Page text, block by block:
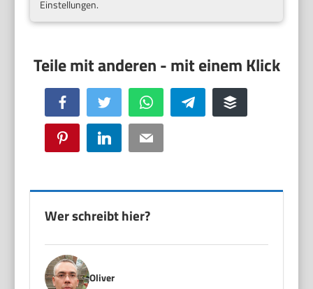
Einstellungen.
Facebook Twitter WhatsApp Telegram Buffer
Pinterest LinkedIn Email
Wer schreibt hier?
Oliver